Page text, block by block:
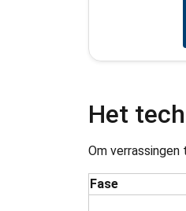
Het
Om
Fase